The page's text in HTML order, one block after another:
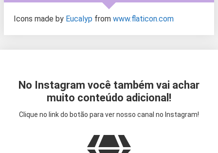
Icons made by Eucalyp from www.flaticon.com
No Instagram você também vai achar
muito conteúdo adicional!
Clique no link do botão para ver nosso canal no Instagram!